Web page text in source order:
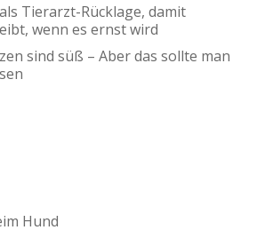
Tierarzt-Rücklage, damit
wenn es ernst wird
sind süß – Aber das sollte man
Hund